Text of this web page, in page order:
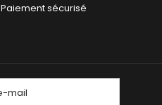
Paiement sécurisé